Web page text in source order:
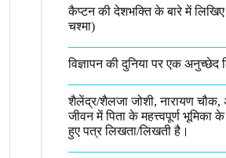
कैप्टन की देशभक्ति के बारे में
चश्मा)
विज्ञापन की दुनिया पर एक अनुच्छेद
शैलेंद्र/शैलजा जोशी, नारायण चौक,
जीवन में पिता के महत्त्वपूर्ण भूमिका
हुए पत्र लिखता/लिखती है।​